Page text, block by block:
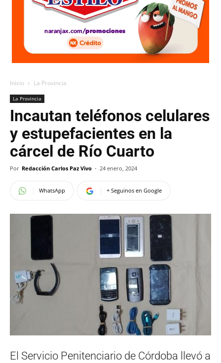
Inicio La Provincia
La Provincia
Incautan teléfonos celulares
y estupefacientes en la
cárcel de Río Cuarto
Por Redacción Carlos Paz Vivo - 24 enero, 2024
WhatsApp + Seguinos en Google
El Servicio Penitenciario de Córdoba llevó a